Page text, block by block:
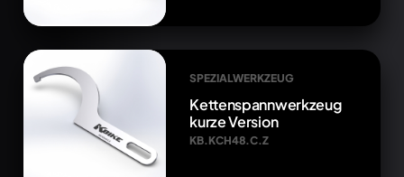
SPEZIALWERKZEUG
Kettenspannwerkzeug
kurze Version
KB.KCH48.C.Z